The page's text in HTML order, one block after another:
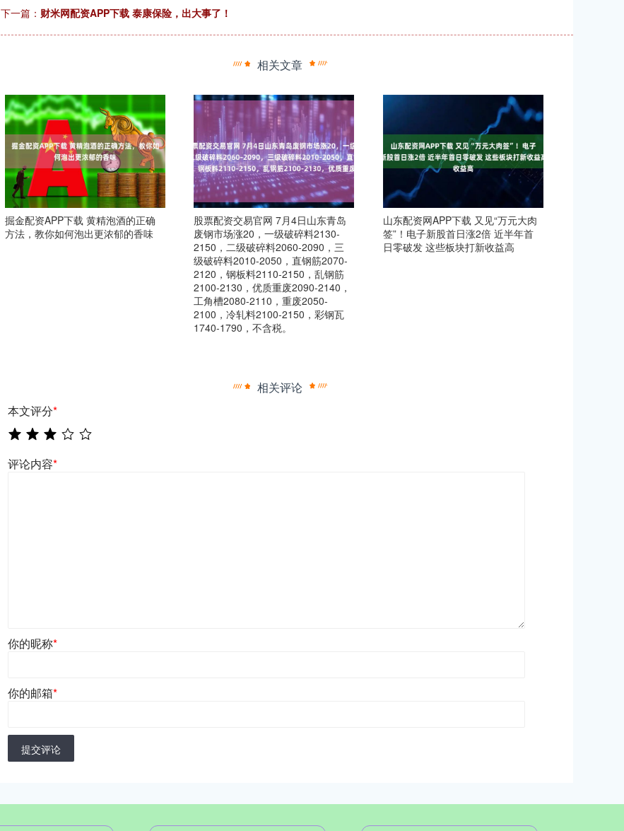
下一篇： 财米网配资APP下载 泰康保险，出大事了！
相关文章
掘金配资APP下载 黄精泡酒的正确
方法，教你如何泡出更浓郁的香味
股票配资交易官网 7月4日山东青岛
废钢市场涨20，一级破碎料2130-
2150，二级破碎料2060-2090，三
级破碎料2010-2050，直钢筋2070-
2120，钢板料2110-2150，乱钢筋
2100-2130，优质重废2090-2140，
工角槽2080-2110，重废2050-
2100，冷轧料2100-2150，彩钢瓦
1740-1790，不含税。
山东配资网APP下载 又见“万元大肉
签”！电子新股首日涨2倍 近半年首
日零破发 这些板块打新收益高
相关评论
本文评分*
评论内容*
你的昵称*
你的邮箱*
提交评论